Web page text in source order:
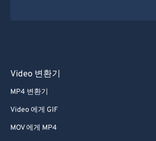
Video 변환기
MP4 변환기
Video 에게 GIF
MOV 에게 MP4